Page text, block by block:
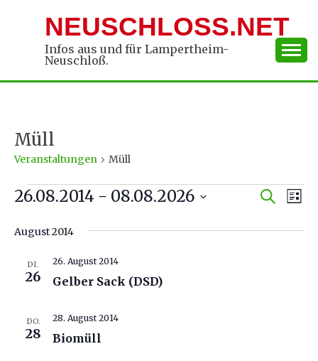
NEUSCHLOSS.NET
Infos aus und für Lampertheim-
Neuschloß.
Müll
Veranstaltungen Müll
Veranstaltungen SucheListe
26.08.2014 - 08.08.2026
wählen.
August 2014
DI.
26 Gelber Sack (DSD)
26. August 2014
DO.
28 Biomüll
28. August 2014